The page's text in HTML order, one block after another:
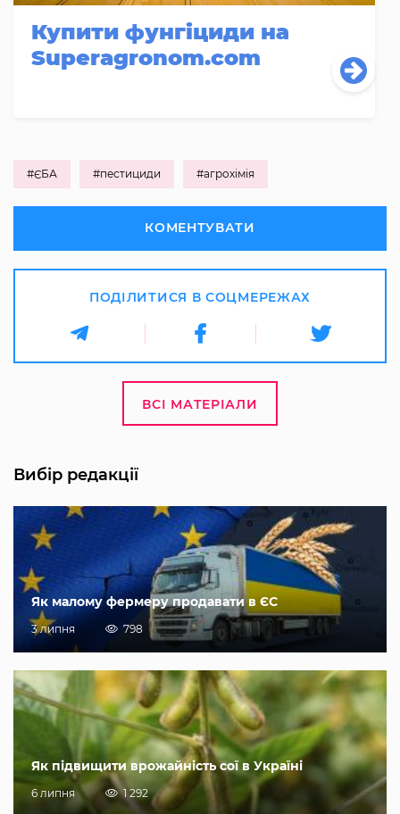
Купити фунгіциди на
Superagronom.com
#ЄБА #пестициди #агрохімія
КОМЕНТУВАТИ
ПОДІЛИТИСЯ В СОЦМЕРЕЖАХ
ВСІ МАТЕРІАЛИ
Вибір редакції
Як малому фермеру продавати в ЄС
3 липня 798
Як підвищити врожайність сої в Україні
6 липня 1 292